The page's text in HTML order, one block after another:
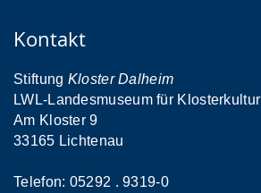
Kontakt
Stiftung Kloster Dalheim
LWL-Landesmuseum für Klosterkultur
Am Kloster 9
33165 Lichtenau
Telefon: 05292 . 9319-0